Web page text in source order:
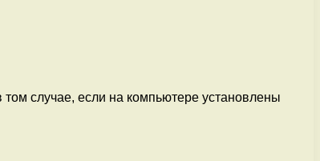
случае, если на компьютере установлены